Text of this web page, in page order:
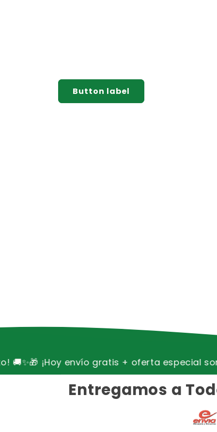
Button label
gratis + oferta especial sorpresa en tu carrito!
Entregamos a